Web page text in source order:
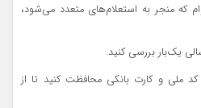
که منجر به استعلام‌های متعدد می‌شود،
ملی و کارت بانکی محافظت کنید تا از